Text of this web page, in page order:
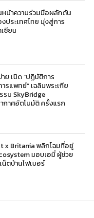
นหน้าความร่วมมือผลักดัน
ประเทศไทย มุ่งสู่การ
ซียน
ย เปิด “ปฏิบัติการ
รแพทย์” เฉลิมพระเกีย
รม SkyBridge
าศอัตโนมัติ ครั้งแรก
x Britania พลิกโฉมที่อยู่
มอบเอมี่ ผู้ช่วย
น็ตบ้านไฟเบอร์